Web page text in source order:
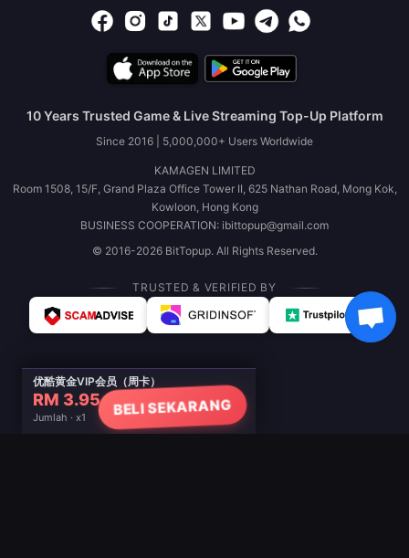
优酷黄金VIP会员（周卡）
RM 3.95
Jumlah · x1
BELI SEKARANG
10 Years Trusted Game & Live Streaming Top-Up Platform
Since 2016 | 5,000,000+ Users Worldwide
KAMAGEN LIMITED
Room 1508, 15/F, Grand Plaza Office Tower II, 625 Nathan Road, Mong Kok,
Kowloon, Hong Kong
BUSINESS COOPERATION: ibittopup@gmail.com
© 2016-2026 BitTopup. All Rights Reserved.
TRUSTED & VERIFIED BY